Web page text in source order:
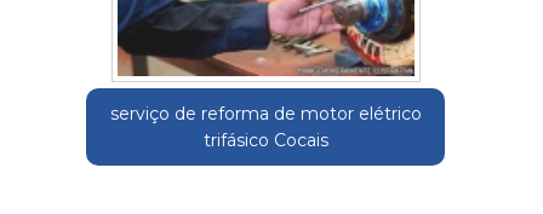
serviço de reforma de motor elétrico
trifásico Cocais